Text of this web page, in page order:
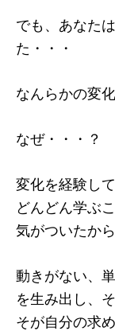
でも、あなた
た・・・
なんらかの変
なぜ・・・？
変化を経験し
どんどん学ぶ
気がついたか
動きがない、
を生み出し、
そが自分の求